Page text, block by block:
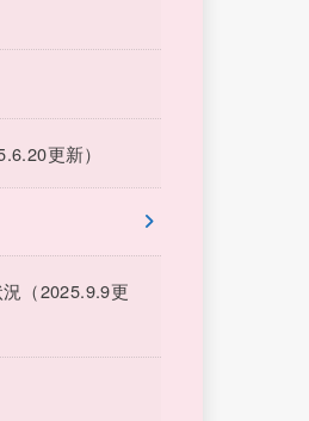
更新）
（2025.9.9更